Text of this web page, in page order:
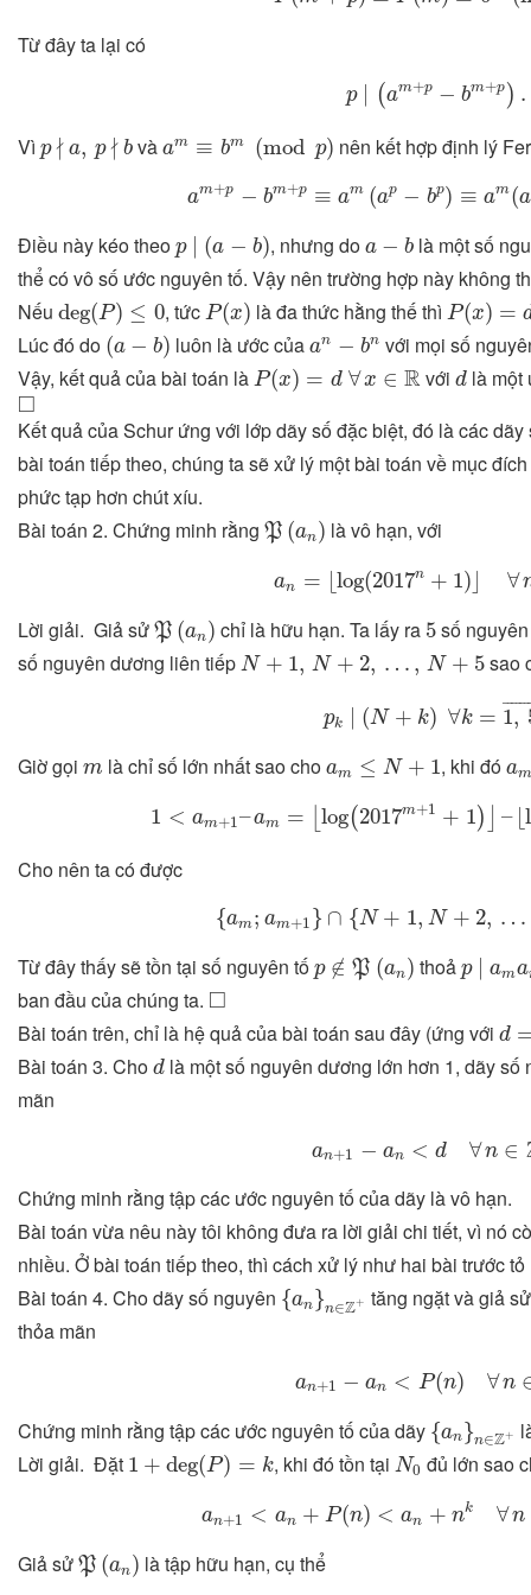
Từ đây ta lại có
p (am+p − bm+p ) .
∣ (a m+p bm+p)
Vì p ∤ a, p ∤ b
p ∤ a, ∤ b vàam ≡ bm (mod p)
am ≡b m( mod p) nên kết hợp định lý
am+p − bm+p ≡ am (ap − bp) ≡ am(a
a +p−b p≡ a m p−b am(
Điều này kéo theo p (a − b)
p ∣ a− , nhưng do a − b
a
là một số
thể có vô số ước nguyên tố. Vậy nên trường hợp này không
Nếu deg(P) ≤ 0
deg(P) ≤0 , tức P(x)
P(x) là đa thức hằng thế thì P(x) =
P(x)=
Lúc đó do (a − b)
(a ) luôn là ước củaan − bn
an n với mọi số
Vậy, kết quả của bài toán là P(x) = d ∀x ∈ R
P(x)= x∈R vớid
d là một
□
◻
Kết quả của Schur ứng với lớp dãy số đặc biệt, đó là các
bài toán tiếp theo, chúng ta sẽ xử lý một bài toán về mục
phức tạp hơn chút xíu.
Bài toán 2. Chứng minh rằng P (an)
P( an là vô hạn, với
an = log(2017n + 1) ∀
= log(2017 n +1 ) n
Lời giải. Giả sử P (an)
P( an chỉ là hữu hạn. Ta lấy ra 5
5 số
số nguyên dương liên tiếp N + 1, N + 2, … , N + 5
N+ 1 N +2, … ,N + sao
pk (N + k) ∀k = ¯
1,
p k k 5¯.
Giờ gọi m
m là chỉ số lớn nhất sao cho am ≤ N + 1
a ≤N +1 , khi đóa
a
1 < am+1–am = ⌊log(2017m+1 + 1) –
=⌊ log(2017m+ 1 +1) ⌋
Cho nên ta có được
{am; am+1} ∩ {N + 1, N + 2, …
{a a m 1}∩ { N+ 1,N + 2,
Từ đây thấy sẽ tồn tại số nguyên tố p ∉ P (an)
p ∉ P(an) thoả p ama
p ∣ am a
ban đầu của chúng ta. □
◻
Bài toán trên, chỉ là hệ quả của bài toán sau đây (ứng với d
d
Bài toán 3. Cho d
d là một số nguyên dương lớn hơn 1, dãy số
mãn
an+1 − an < d ∀n ∈
d n ∈ .
Chứng minh rằng tập các ước nguyên tố của dãy là vô hạn.
Bài toán vừa nêu này tôi không đưa ra lời giải chi tiết, vì nó
nhiều. Ở bài toán tiếp theo, thì cách xử lý như hai bài trước
Bài toán 4. Cho dãy số nguyên {an}n∈Z+
{an }n ∈ +tăng ngặt và giả
thỏa mãn
an+1 − an < P(n) ∀n
<P( n) n ∈
Chứng minh rằng tập các ước nguyên tố của dãy {an}n∈Z+
{an }n +
Lời giải. Đặt 1 + deg(P) = k
1 +deg P)= , khi đó tồn tại N0
N0 đủ lớn sao
an+1 < an + P(n) < an + nk ∀n
< an+ P + k∀ n ∈
Giả sử P (an)
P( an là tập hữu hạn, cụ thể